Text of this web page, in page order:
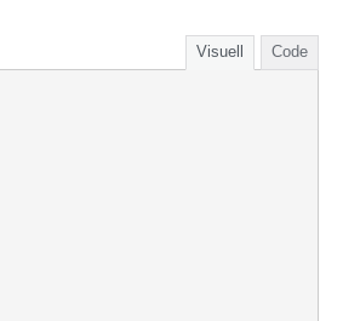
Visuell Code